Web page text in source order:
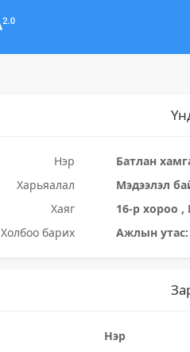
Нэр
Батлан
Харьяалал
Мэдээлэл
Хаяг
16-р хороо ,
Холбоо барих
Ажлын утас:
Нэр